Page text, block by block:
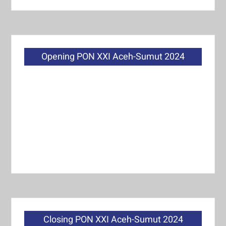
Opening PON XXI Aceh-Sumut 2024
Closing PON XXI Aceh-Sumut 2024